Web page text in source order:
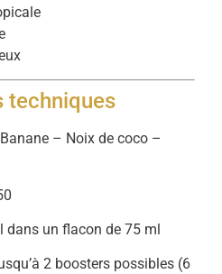
techniques
– Noix de coco –
dans un flacon de 75 ml
2 boosters possibles (6